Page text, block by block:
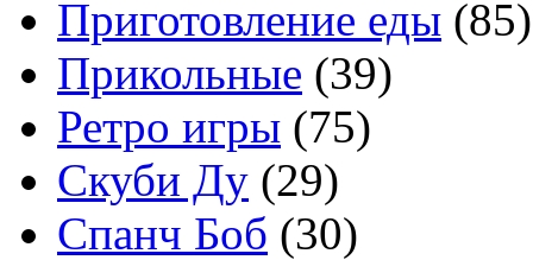
Приготовление еды (85)
Прикольные (39)
Ретро игры (75)
Скуби Ду (29)
Спанч Боб (30)